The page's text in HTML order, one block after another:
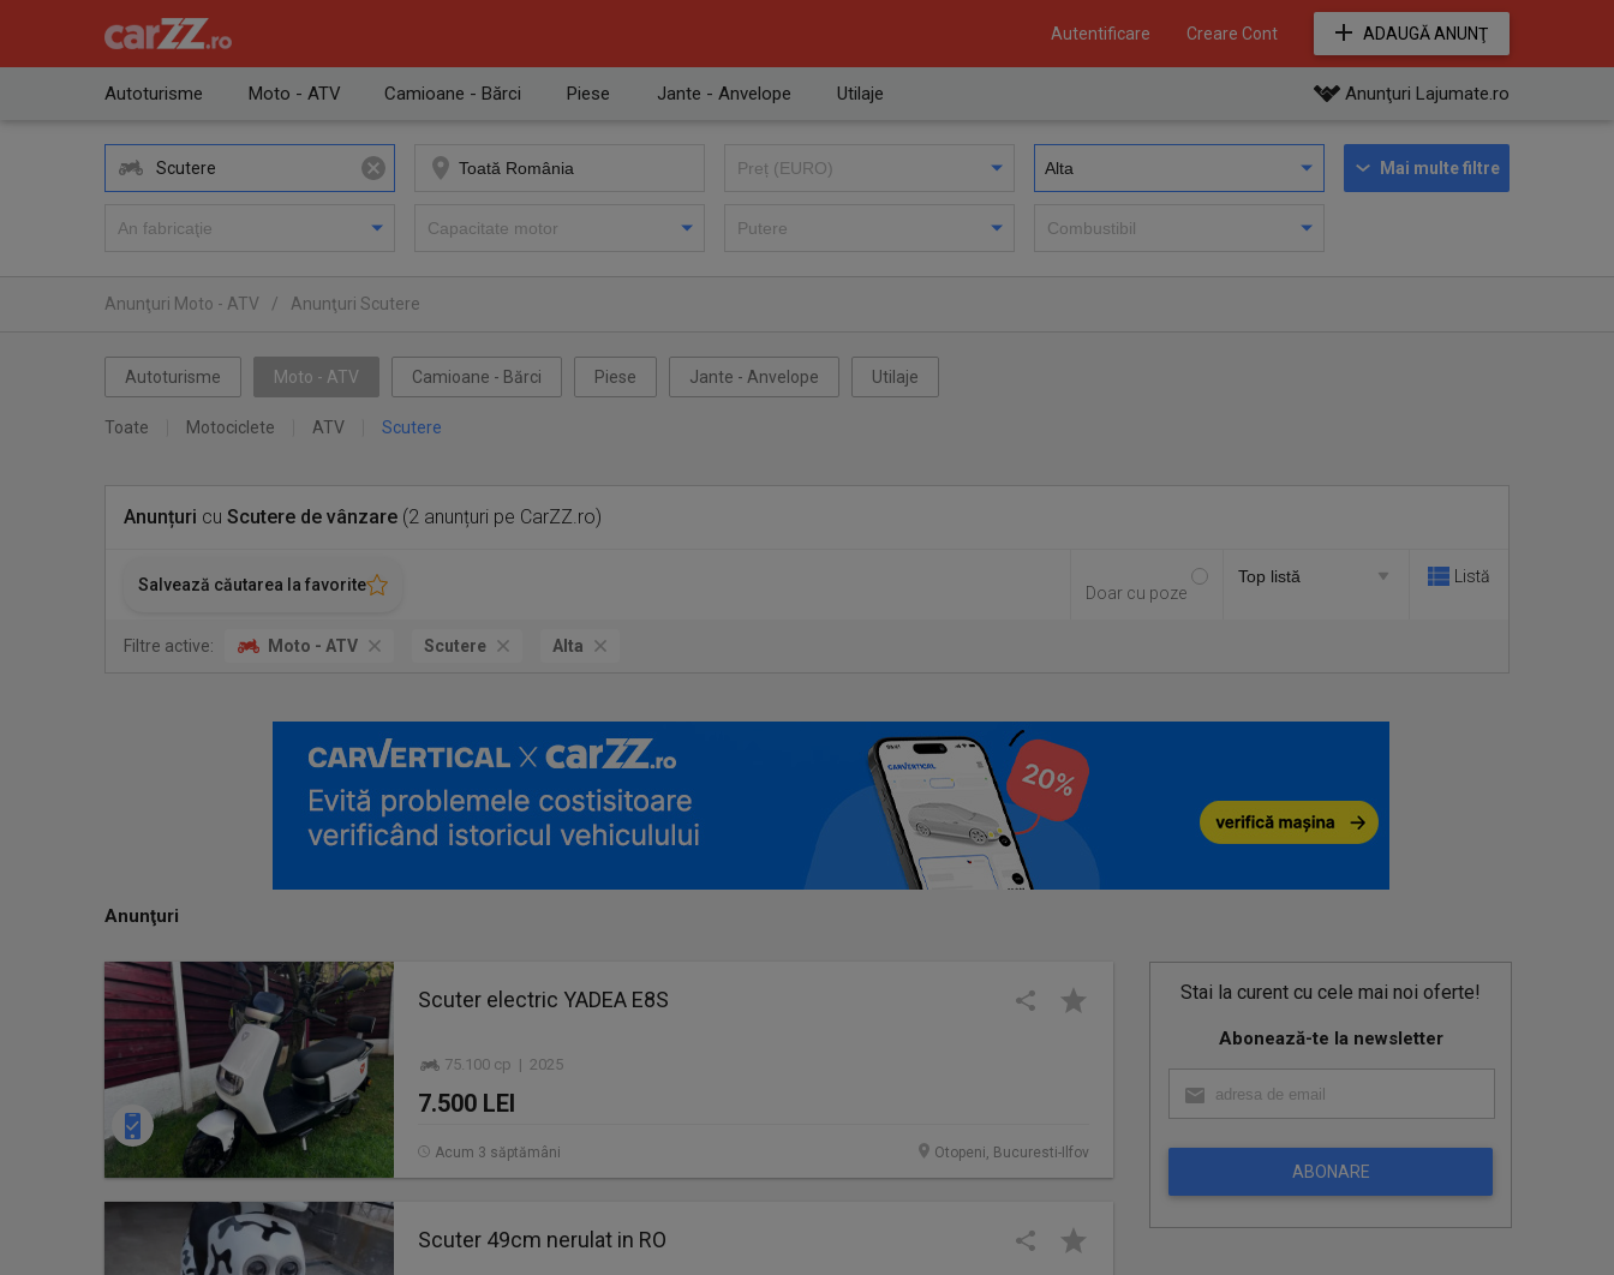
Autentificare Creare Cont ADAUGĂ ANUNŢ
Autoturisme Moto - ATV Camioane - Bărci Piese Jante - Anvelope Utilaje Anunţuri Lajumate.ro
Scutere Mai multe filtre
Anunţuri Moto - ATV / Anunţuri Scutere
Autoturisme Moto - ATV Camioane - Bărci Piese Jante - Anvelope Utilaje
Toate Motociclete ATV Scutere
Anunțuri cu Scutere de vânzare (2 anunțuri pe CarZZ.ro)
Salvează căutarea la favorite Doar cu poze
Listă
Filtre active: Moto - ATV Scutere Alta
Stai la curent cu cele mai noi oferte!
Abonează-te la newsletter
ABONARE
Anunţuri
Scuter electric YADEA E8S
75.100 cp | 2025
7.500 LEI
Otopeni, Bucuresti-Ilfov
Acum 3 săptămâni
Scuter 49cm nerulat in RO